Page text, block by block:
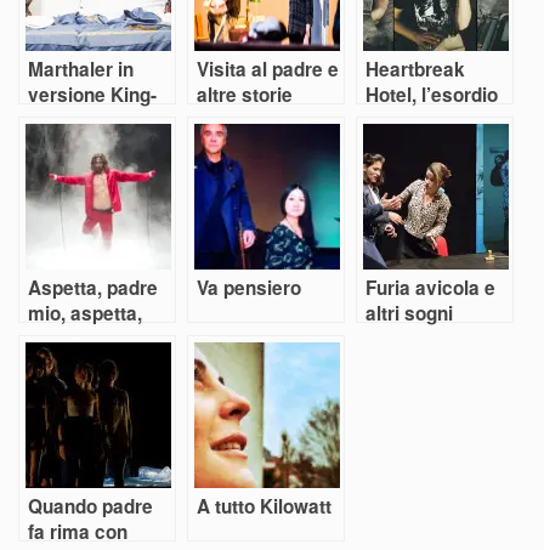
Marthaler in
versione King-
Size
Visita al padre e
altre storie
Heartbreak
Hotel, l’esordio
di Snaporaz
Aspetta, padre
mio, aspetta,
aspetta…
Va pensiero
Furia avicola e
altri sogni
Quando padre
fa rima con
A tutto Kilowatt